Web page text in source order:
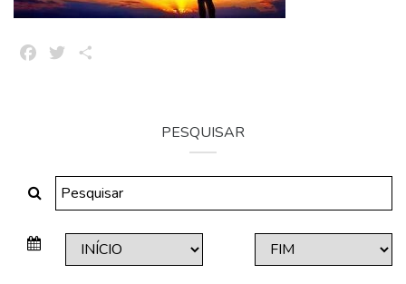
FacebookTwitter
PESQUISAR